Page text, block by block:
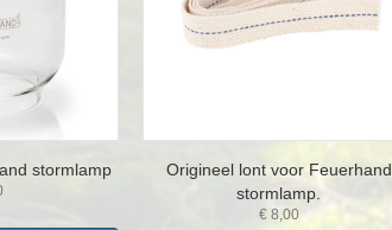
stormlamp
Origineel lont voor Feuerhand
stormlamp.
€8,00